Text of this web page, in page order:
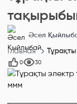
Әсел
Главная
0 30
ммм